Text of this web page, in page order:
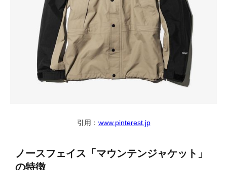
引用： www.pinterest.jp
ノースフェイス「マウンテンジャケット」
の特徴